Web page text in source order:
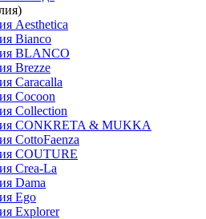
Aesthetica
Bianco
BLANCO
Brezze
Caracalla
Cocoon
Collection
CONKRETA & MUKKA
CottoFaenza
COUTURE
Crea-La
Dama
Ego
Explorer